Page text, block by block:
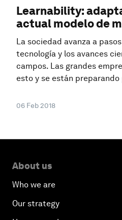
Learnability:
actual modelo de
La sociedad avanza a
tecnología y los avances
campos. Las grandes
esto y se están
06 Feb 2018
About us
Who we are
Our strategy